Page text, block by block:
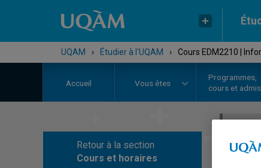
UQAM › Étudier à l'UQAM › Cours EDM2210 |
Accueil Vous êtes
Programmes,
cours et
Retour à la section
Cours et horaires